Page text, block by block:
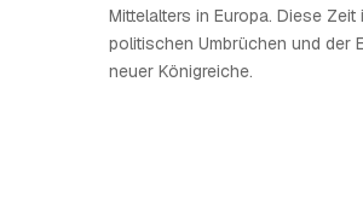
Mittelalters in Europa. Diese
politischen Umbrüchen und der
neuer Königreiche.